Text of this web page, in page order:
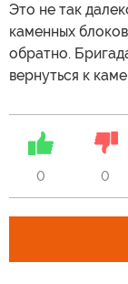
Это не так
каменных
обратно.
вернуться к
0 0